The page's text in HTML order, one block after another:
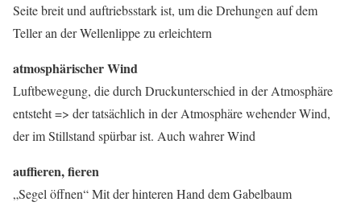
Seite breit und auftriebsstark ist, um die Drehungen auf dem
Teller an der Wellenlippe zu erleichtern
atmosphärischer Wind
Luftbewegung, die durch Druckunterschied in der Atmosphäre
entsteht => der tatsächlich in der Atmosphäre wehender Wind,
der im Stillstand spürbar ist. Auch wahrer Wind
auffieren, fieren
„Segel öffnen“ Mit der hinteren Hand dem Gabelbaum